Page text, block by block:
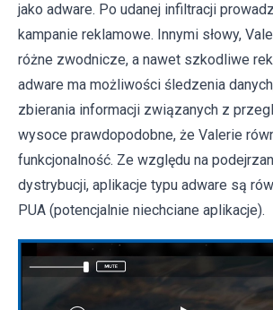
jako adware. Po udanej infiltracji
kampanie reklamowe. Innymi słowy,
różne zwodnicze, a nawet szkodliwe
adware ma możliwości śledzenia
zbierania informacji związanych z
wysoce prawdopodobne, że Valerie
funkcjonalność. Ze względu na
dystrybucji, aplikacje typu adware są
PUA (potencjalnie niechciane aplikacje).